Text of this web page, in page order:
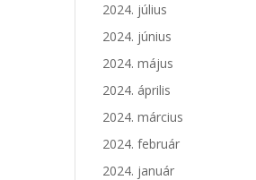
2024. július
2024. június
2024. május
2024. április
2024. március
2024. február
2024. január